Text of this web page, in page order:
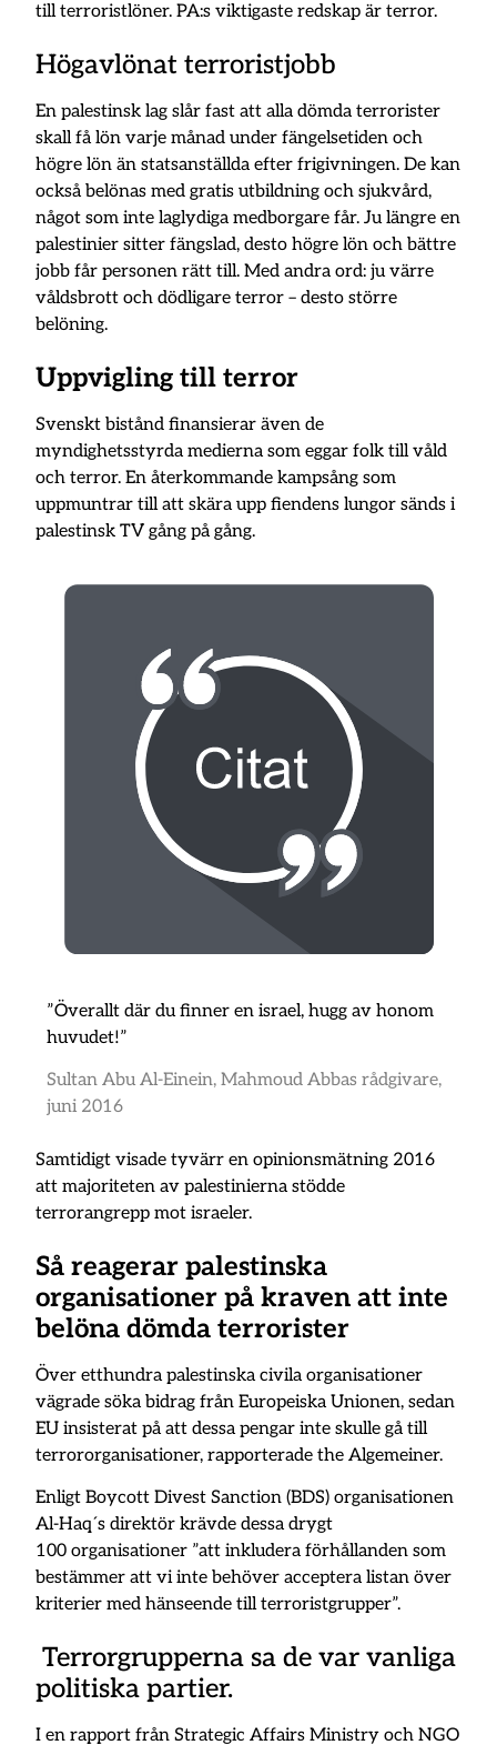
till terroristlöner. PA:s viktigaste redskap är terror.
Högavlönat terroristjobb
En palestinsk lag slår fast att alla dömda terrorister
skall få lön varje månad under fängelsetiden och
högre lön än statsanställda efter frigivningen. De kan
också belönas med gratis utbildning och sjukvård,
något som inte laglydiga medborgare får. Ju längre en
palestinier sitter fängslad, desto högre lön och bättre
jobb får personen rätt till. Med andra ord: ju värre
våldsbrott och dödligare terror – desto större
belöning.
Uppvigling till terror
Svenskt bistånd finansierar även de
myndighetsstyrda medierna som eggar folk till våld
och terror. En återkommande kampsång som
uppmuntrar till att skära upp fiendens lungor sänds i
palestinsk TV gång på gång.
”Överallt där du finner en israel, hugg av honom
huvudet!”
Sultan Abu Al-Einein, Mahmoud Abbas rådgivare,
juni 2016
Samtidigt visade tyvärr en opinionsmätning 2016
att majoriteten av palestinierna stödde
terrorangrepp mot israeler.
Så reagerar palestinska
organisationer på kraven att inte
belöna dömda terrorister
Över etthundra palestinska civila organisationer
vägrade söka bidrag från Europeiska Unionen, sedan
EU insisterat på att dessa pengar inte skulle gå till
terrororganisationer, rapporterade the Algemeiner.
Enligt Boycott Divest Sanction (BDS) organisationen
Al-Haq´s direktör krävde dessa drygt
100 organisationer ”att inkludera förhållanden som
bestämmer att vi inte behöver acceptera listan över
kriterier med hänseende till terroristgrupper”.
Terrorgrupperna sa de var vanliga
politiska partier.
I en rapport från Strategic Affairs Ministry och NGO